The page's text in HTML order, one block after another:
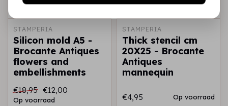
STAMPERIA
Silicon mold A5 -
Brocante Antiques
flowers and
embellishments
€18,95 €12,00
Op voorraad
STAMPERIA
Thick stencil cm
20X25 - Brocante
Antiques
mannequin
€4,95 Op voorraad